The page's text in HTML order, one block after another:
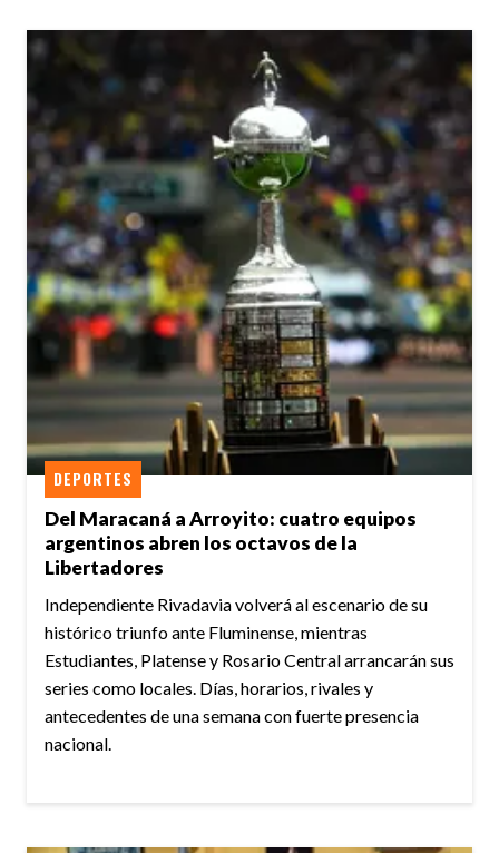
Del Maracaná a Arroyito: cuatro equipos
argentinos abren los octavos de la
Libertadores
DEPORTES
Independiente Rivadavia volverá al escenario de su
histórico triunfo ante Fluminense, mientras
Estudiantes, Platense y Rosario Central arrancarán sus
series como locales. Días, horarios, rivales y
antecedentes de una semana con fuerte presencia
nacional.